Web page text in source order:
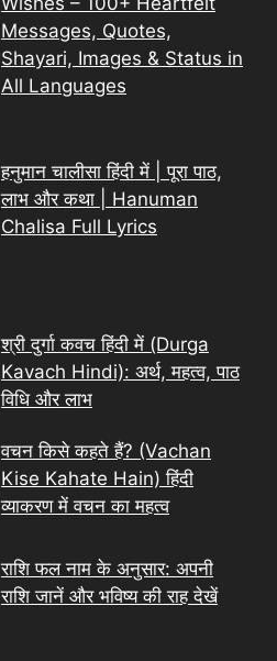
Messages, Quotes,
Shayari, Images & Status in
All Languages
हनुमान चालीसा हिंदी में | पूरा पाठ,
लाभ और कथा | Hanuman
Chalisa Full Lyrics
श्री दुर्गा कवच हिंदी में (Durga
Kavach Hindi): अर्थ, महत्व, पाठ
विधि और लाभ
वचन किसे कहते हैं? (Vachan
Kise Kahate Hain) हिंदी
व्याकरण में वचन का महत्व
राशि फल नाम के अनुसार: अपनी
राशि जानें और भविष्य की राह देखें